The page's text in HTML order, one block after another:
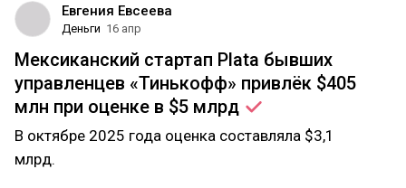
Евгения Евсеева
Деньги 16 апр
Мексиканский стартап Plata бывших
управленцев «Тинькофф» привлёк $405
млн при оценке в $5 млрд
В октябре 2025 года оценка составляла $3,1
млрд.